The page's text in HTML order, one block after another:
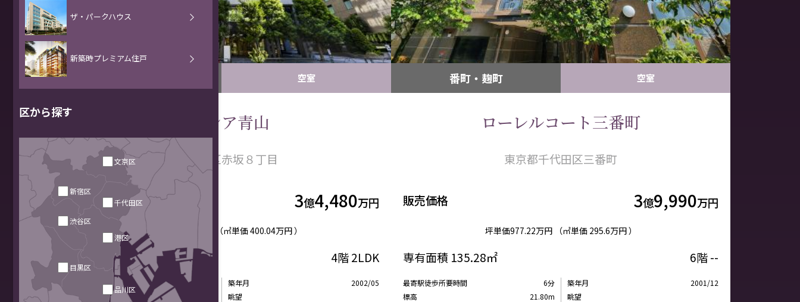
ザ・パークハウス
新築時プレミアム住戸
区から探す
港区
千代田区
新宿区
文京区
渋谷区
目黒区
品川区
空室
アクシア青山
東京都港区赤坂８丁目
販売価格 3億4,480万円
坪単価 （㎡単価 400.04万円 ）
86.19㎡ 4階2LDK
最寄駅徒歩所要時間
標高
築年月
2002/05
眺望
番町・麹町 空室
ローレルコート三番町
東京都千代田区三番町
販売価格 3億9,990万円
坪単価977.22万円 （㎡単価 295.6万円 ）
専有面積 135.28㎡ 6階--
最寄駅徒歩所要時間
6分
標高
21.80m
築年月
2001/12
眺望